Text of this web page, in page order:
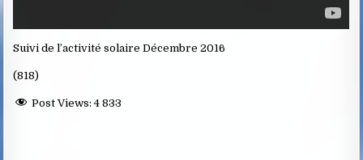
Suivi de l’activité solaire Décembre 2016
(818)
Post Views: 4 833